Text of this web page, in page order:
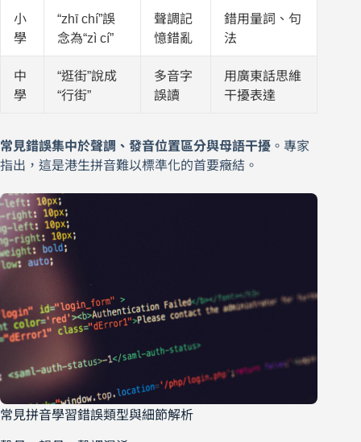
小
學
“zhī chí”誤
念為“zì cí”
聲調記
憶錯亂
錯用量詞、句
法
中
學
“逛街”說成
“行街”
多音字
誤讀
用廣東話思維
干擾表達
常見錯誤集中於聲調、發音位置區分與母語干擾 。專家
指出，這是港生拼音難以標準化的首要癥結。
常見拼音學習錯誤類型與細節解析